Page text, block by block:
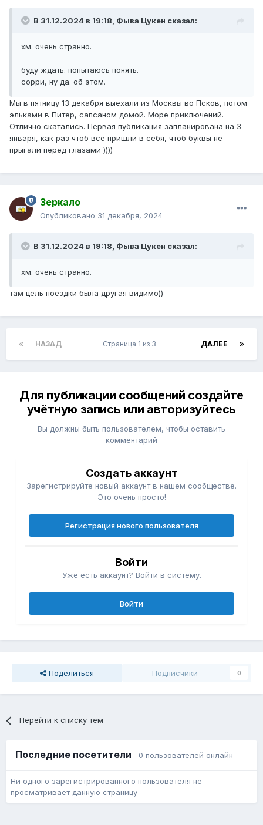
В 31.12.2024 в 19:18, Фыва Цукен сказал:
хм. очень странно.
буду ждать. попытаюсь понять.
сорри, ну да. об этом.
Мы в пятницу 13 декабря выехали из Москвы во Псков, потом
эльками в Питер, сапсаном домой. Море приключений.
Отлично скатались. Первая публикация запланирована на 3
января, как раз чтоб все пришли в себя, чтоб буквы не
прыгали перед глазами ))))
Зеркало
Опубликовано 31 декабря, 2024
В 31.12.2024 в 19:18, Фыва Цукен сказал:
хм. очень странно.
там цель поездки была другая видимо))
НАЗАД ДАЛЕЕ
Страница 1 из 3
Для публикации сообщений создайте
учётную запись или авторизуйтесь
Вы должны быть пользователем, чтобы оставить
комментарий
Создать аккаунт
Зарегистрируйте новый аккаунт в нашем сообществе.
Это очень просто!
Регистрация нового пользователя
Войти
Уже есть аккаунт? Войти в систему.
Войти
Поделиться Подписчики 0
Перейти к списку тем
Последние посетители 0 пользователей онлайн
Ни одного зарегистрированного пользователя не
просматривает данную страницу